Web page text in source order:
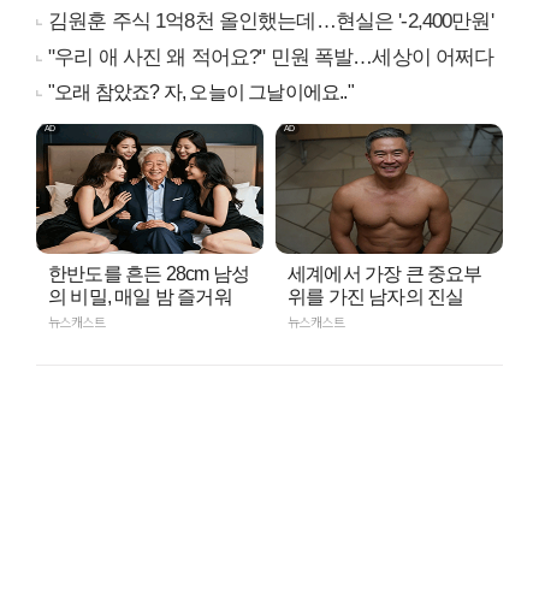
김원훈 주식 1억8천 올인했는데…현실은 '-2,400만원'
"우리 애 사진 왜 적어요?" 민원 폭발…세상이 어쩌다
"오래 참았죠? 자, 오늘이 그날이에요.."
한반도를 흔든 28cm 남성
의 비밀, 매일 밤 즐거워
뉴스캐스트
세계에서 가장 큰 중요부
위를 가진 남자의 진실
뉴스캐스트